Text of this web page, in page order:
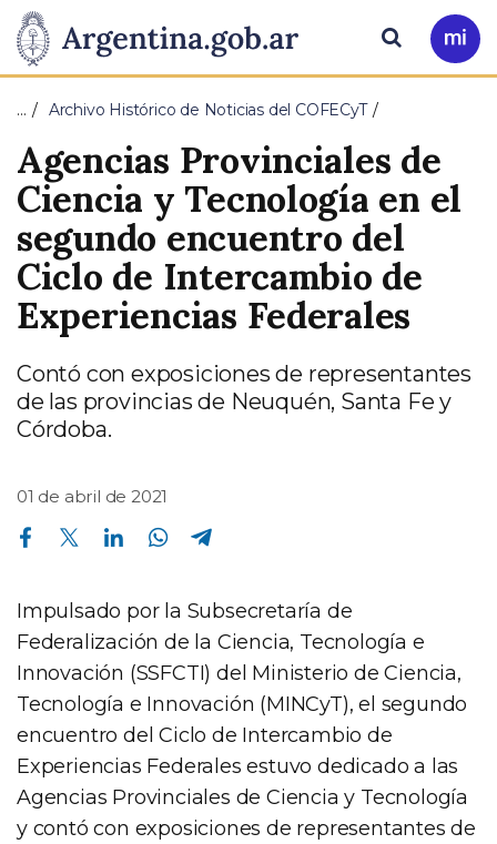
Presidencia
de
Nación
Pasar al contenido principal
Ir
a
Buscar
… Archivo Histórico de Noticias del COFECyT
Agencias Provinciales de
Ciencia y Tecnología en el
segundo encuentro del
Ciclo de Intercambio de
Experiencias Federales
Contó con exposiciones de representantes
de las provincias de Neuquén, Santa Fe y
Córdoba.
01 de abril de 2021
Compartir en Facebook Compartir en Twitter Compartir en Linkedin Compartir en Whatsapp
Impulsado por la Subsecretaría de
Federalización de la Ciencia, Tecnología e
Innovación (SSFCTI) del Ministerio de Ciencia,
Tecnología e Innovación (MINCyT), el segundo
encuentro del Ciclo de Intercambio de
Experiencias Federales estuvo dedicado a las
Agencias Provinciales de Ciencia y Tecnología
y contó con exposiciones de representantes de